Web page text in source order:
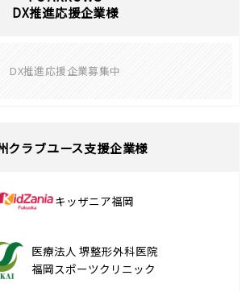
DX推進応援企業様
DX推進応援企業募集中
クラブユース支援企業様
キッザニア福岡
医療法人 堺整形外科医院
福岡スポーツクリニック